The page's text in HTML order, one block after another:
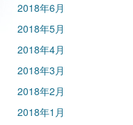
2018年6月
2018年5月
2018年4月
2018年3月
2018年2月
2018年1月